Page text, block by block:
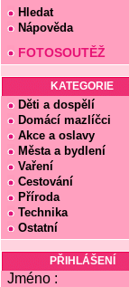
Hledat
Nápověda
FOTOSOUTĚŽ
KATEGORIE
Děti a dospělí
Domácí mazlíčci
Akce a oslavy
Města a bydlení
Vaření
Cestování
Příroda
Technika
Ostatní
PŘIHLÁŠENÍ
Jméno :